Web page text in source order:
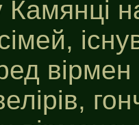
Камянці
вірмен